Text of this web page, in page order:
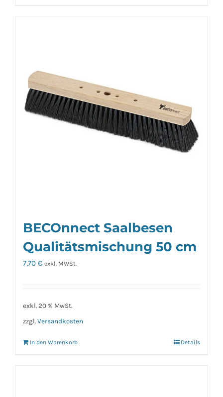
BECOnnect Saalbesen
Qualitätsmischung 50 cm
7,70 € exkl. MWSt.
exkl. 20 % MwSt.
zzgl. Versandkosten
In den Warenkorb Details